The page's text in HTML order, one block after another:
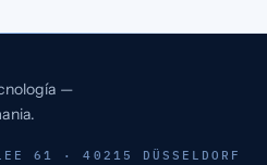
—
61 · 40215 DÜSSELDORF